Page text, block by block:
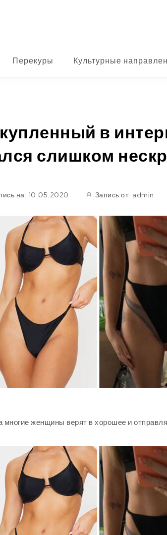
Перекуры Культурные
в
слишком
на: 10.05.2020 Запись от: admin
многие женщины верят в хорошее и